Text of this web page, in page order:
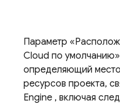
Параметр
Cloud по
определяющий
ресурсов проекта,
Engine , включая